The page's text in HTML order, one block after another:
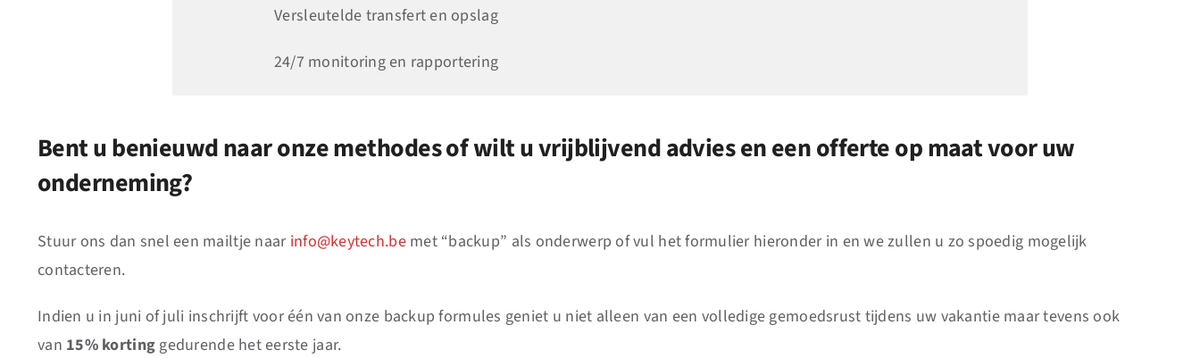
Versleutelde transfert en opslag
24/7 monitoring en rapportering
Bent u benieuwd naar onze methodes of wilt u vrijblijvend advies en een offerte op maat voor uw
onderneming?
Stuur ons dan snel een mailtje naar info@keytech.bemet “backup” als onderwerp of vul het formulier hieronder in en we zullen u zo spoedig mogelijk
contacteren.
Indien u in juni of juli inschrijft voor één van onze backup formules geniet u niet alleen van een volledige gemoedsrust tijdens uw vakantie maar tevens ook
van 15% korting gedurende het eerste jaar.